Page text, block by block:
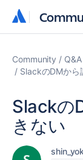
Community Q&A
SlackのDMから
Slackの
きない